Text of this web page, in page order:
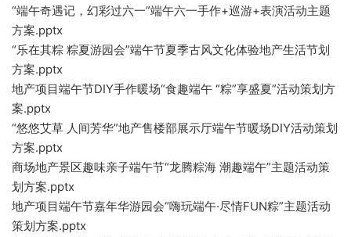
“端午奇遇记，幻彩过六一”端午六一手作+巡游+表演活动主题
方案.pptx
“乐在其粽 粽夏游园会”端午节夏季古风文化体验地产生活节划
方案.pptx
地产项目端午节DIY手作暖场“食趣端午 “粽”享盛夏”活动策划方
案.pptx
“悠悠艾草 人间芳华”地产售楼部展示厅端午节暖场DIY活动策划
方案.pptx
商场地产景区趣味亲子端午节“龙腾粽海 潮趣端午”主题活动策
划方案.pptx
地产项目端午节嘉年华游园会“嗨玩端午·尽情FUN粽”主题活动
策划方案.pptx